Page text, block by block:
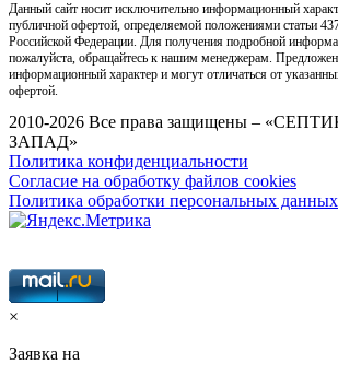
Данный сайт носит исключительно информационный
публичной офертой, определяемой положениями статьи
Российской Федерации. Для получения подробной
пожалуйста, обращайтесь к нашим менеджерам.
информационный характер и могут отличаться от
офертой.
2010-2026 Все права защищены –
ЗАПАД»
Политика конфиденциальности
Согласие на обработку файлов cookies
Политика обработки персональных данных
×
Заявка на